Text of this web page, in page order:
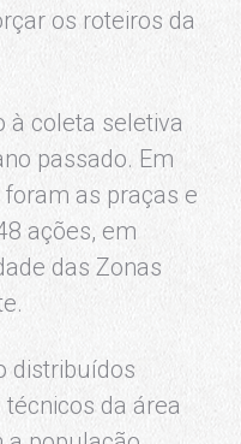
os roteiros da
à coleta seletiva
passado. Em
as praças e
ações, em
das Zonas
distribuídos
da área